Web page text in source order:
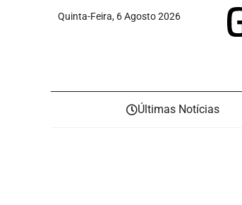
Quinta-Feira, 6 Agosto 2026
Últimas Notícias